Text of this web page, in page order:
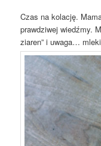
Czas na kolację.
prawdziwej wiedźmy.
ziaren” i uwaga…